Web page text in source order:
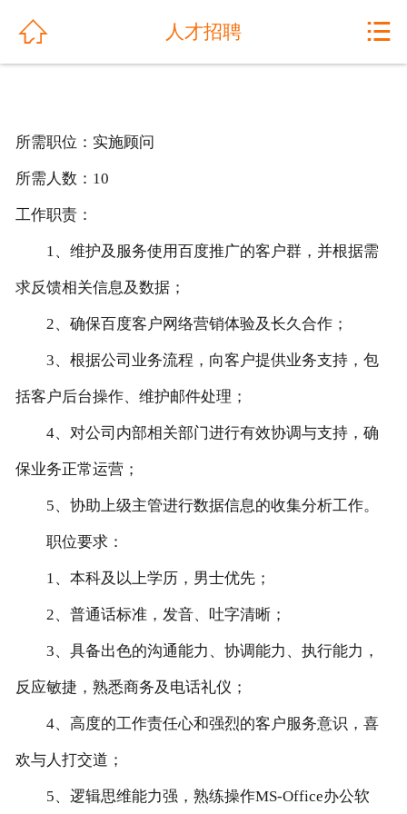
关于我们
工程案例
客户留言
 人才招聘 
所需职位：实施顾问
所需人数：10
工作职责：
1、维护及服务使用百度推广的客户群，并根据需
求反馈相关信息及数据；
2、确保百度客户网络营销体验及长久合作；
3、根据公司业务流程，向客户提供业务支持，包
括客户后台操作、维护邮件处理；
4、对公司内部相关部门进行有效协调与支持，确
保业务正常运营；
5、协助上级主管进行数据信息的收集分析工作。
职位要求：
1、本科及以上学历，男士优先；
2、普通话标准，发音、吐字清晰；
3、具备出色的沟通能力、协调能力、执行能力，
反应敏捷，熟悉商务及电话礼仪；
4、高度的工作责任心和强烈的客户服务意识，喜
欢与人打交道；
5、逻辑思维能力强，熟练操作MS-Office办公软